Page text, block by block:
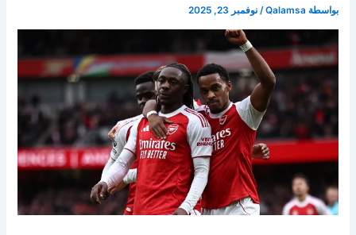
Qalamsa
/نوفمبر 23, 2025